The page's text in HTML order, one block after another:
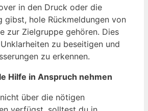
in den Druck oder die
gibst, hole Rückmeldungen von
zur Zielgruppe gehören. Dies
zu beseitigen und
zu erkennen.
Hilfe in Anspruch nehmen
über die nötigen